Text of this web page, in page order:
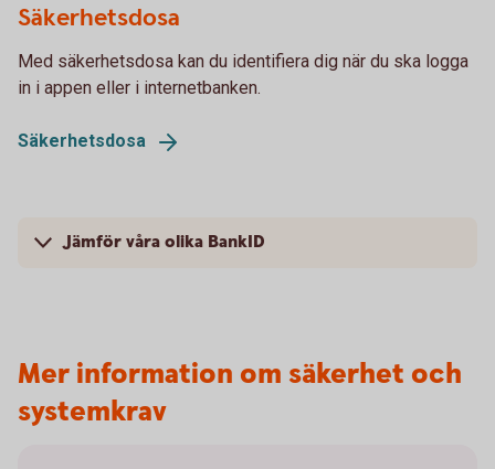
Säkerhetsdosa
Med säkerhetsdosa kan du identifiera dig när du ska logga
in i appen eller i internetbanken.
Säkerhetsdosa
Jämför våra olika BankID
Mer information om säkerhet och
systemkrav